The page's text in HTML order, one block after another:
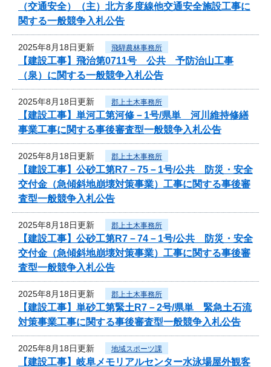
（交通安全）（主）北方多度線他交通安全施設工事に
関する一般競争入札公告
2025年8月18日更新 飛騨農林事務所
【建設工事】飛治第0711号 公共 予防治山工事
（泉）に関する一般競争入札公告
2025年8月18日更新 郡上土木事務所
【建設工事】単河工第河修－1号/県単 河川維持修繕
事業工事に関する事後審査型一般競争入札公告
2025年8月18日更新 郡上土木事務所
【建設工事】公砂工第R7－75－1号/公共 防災・安全
交付金（急傾斜地崩壊対策事業）工事に関する事後審
査型一般競争入札公告
2025年8月18日更新 郡上土木事務所
【建設工事】公砂工第R7－74－1号/公共 防災・安全
交付金（急傾斜地崩壊対策事業）工事に関する事後審
査型一般競争入札公告
2025年8月18日更新 郡上土木事務所
【建設工事】単砂工第緊土R7－2号/県単 緊急土石流
対策事業工事に関する事後審査型一般競争入札公告
2025年8月18日更新 地域スポーツ課
【建設工事】岐阜メモリアルセンター水泳場屋外観客